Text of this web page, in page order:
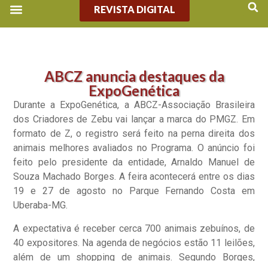
REVISTA DIGITAL
ABCZ anuncia destaques da
ExpoGenética
Durante a ExpoGenética, a ABCZ-Associação Brasileira
dos Criadores de Zebu vai lançar a marca do PMGZ. Em
formato de Z, o registro será feito na perna direita dos
animais melhores avaliados no Programa. O anúncio foi
feito pelo presidente da entidade, Arnaldo Manuel de
Souza Machado Borges. A feira acontecerá entre os dias
19 e 27 de agosto no Parque Fernando Costa em
Uberaba-MG.
A expectativa é receber cerca 700 animais zebuínos, de
40 expositores. Na agenda de negócios estão 11 leilões,
além de um shopping de animais. Segundo Borges,